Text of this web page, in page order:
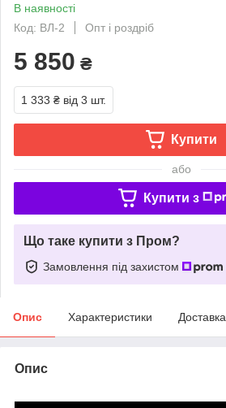
В наявності
Код: ВЛ-2
Опт і роздріб
5 850 ₴
1 333 ₴ від 3 шт.
Купити
або
Купити з
Що таке купити з Пром?
Замовлення під захистом
Опис Характеристики Доставка
Опис